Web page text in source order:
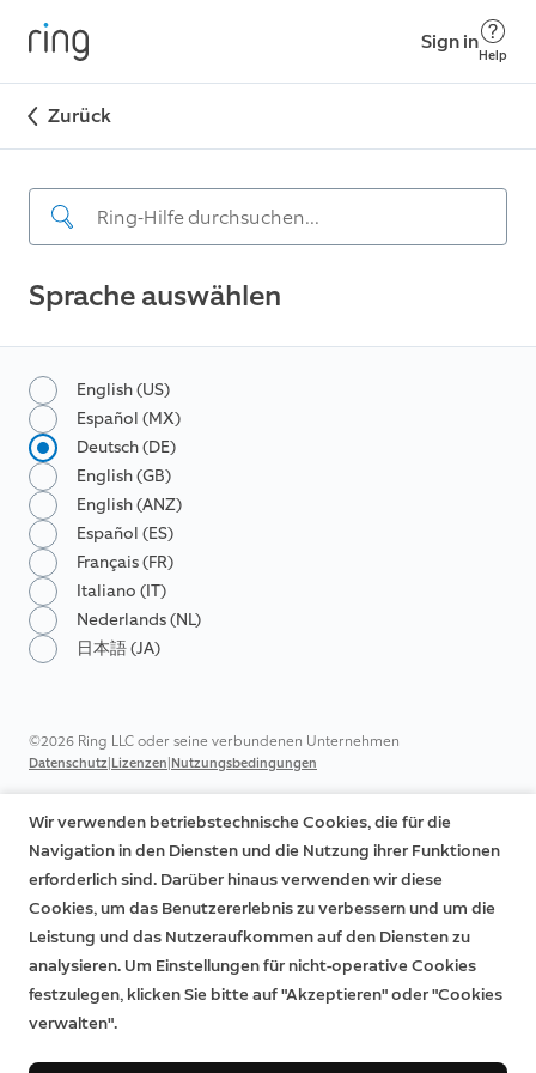
Sign in
Help
Zurück
Sprache auswählen
English (US)
Español (MX)
Deutsch (DE)
English (GB)
English (ANZ)
Español (ES)
Français (FR)
Italiano (IT)
Nederlands (NL)
日本語 (JA)
©2026 Ring LLC oder seine verbundenen Unternehmen
Datenschutz|Lizenzen|Nutzungsbedingungen
Wir verwenden betriebstechnische Cookies, die für die
Navigation in den Diensten und die Nutzung ihrer Funktionen
erforderlich sind. Darüber hinaus verwenden wir diese
Cookies, um das Benutzererlebnis zu verbessern und um die
Leistung und das Nutzeraufkommen auf den Diensten zu
analysieren. Um Einstellungen für nicht-operative Cookies
festzulegen, klicken Sie bitte auf "Akzeptieren" oder "Cookies
verwalten".